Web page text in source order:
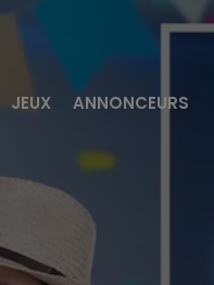
JEUX ANNONCEURS